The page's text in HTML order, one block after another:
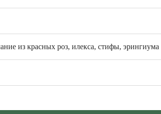
из красных роз, илекса, стифы, эрингиума